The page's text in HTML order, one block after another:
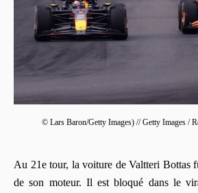
© Lars Baron/Getty Images) // Getty Images /
Au 21e tour, la voiture de Valtteri Bottas
de son moteur. Il est bloqué dans le